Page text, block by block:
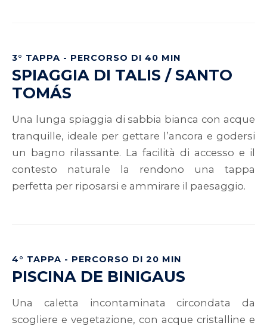
3° TAPPA - PERCORSO DI 40 MIN
SPIAGGIA DI TALIS / SANTO
TOMÁS
Una lunga spiaggia di sabbia bianca con acque
tranquille, ideale per gettare l’ancora e godersi
un bagno rilassante. La facilità di accesso e il
contesto naturale la rendono una tappa
perfetta per riposarsi e ammirare il paesaggio.
4° TAPPA - PERCORSO DI 20 MIN
PISCINA DE BINIGAUS
Una caletta incontaminata circondata da
scogliere e vegetazione, con acque cristalline e